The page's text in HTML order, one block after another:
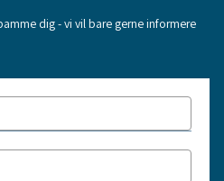
dig - vi vil bare gerne informere